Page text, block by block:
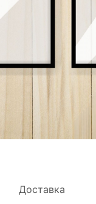
Доставка